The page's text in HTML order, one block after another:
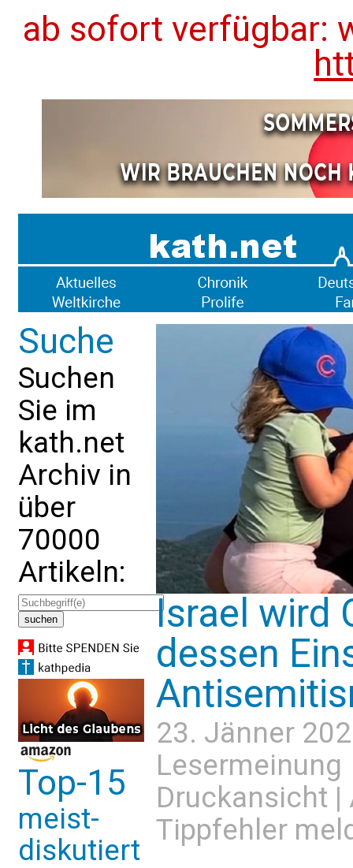
ab sofort verfügbar:
Suche
Suchen
Sie im
kath.net
Archiv in
über
70000
Artikeln:
Top-15
meist-
diskutiert
Israel wird
dessen
23. Jänner
Lesermeinung
Druckansicht |
Tippfehler